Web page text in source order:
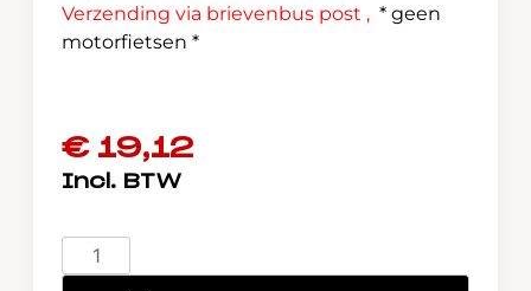
Verzending via brievenbus post , * geen
motorfietsen *
€19,12
Honda
Lakstift